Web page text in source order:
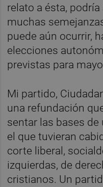
relato a ésta,
muchas
puede aún ocurrir,
elecciones
previstas para
Mi partido,
una refundación
sentar las bases
el que tuvieran
corte liberal,
izquierdas, de
cristianos. Un